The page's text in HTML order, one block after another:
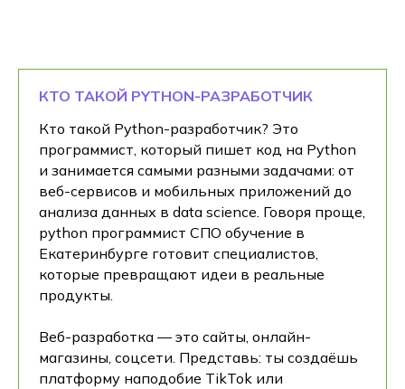
КТО ТАКОЙ PYTHON-РАЗРАБОТЧИК
Кто такой Python-разработчик? Это
программист, который пишет код на Python
и занимается самыми разными задачами: от
веб-сервисов и мобильных приложений до
анализа данных в data science. Говоря проще,
python программист СПО обучение в
Екатеринбурге готовит специалистов,
которые превращают идеи в реальные
продукты.
Веб-разработка — это сайты, онлайн-
магазины, соцсети. Представь: ты создаёшь
платформу наподобие TikTok или